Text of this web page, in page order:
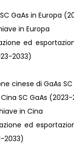
GaAs in Europa
in Europa
ed
2033)
cinese di GaAs
SC GaAs
in Cina
ed
2033)